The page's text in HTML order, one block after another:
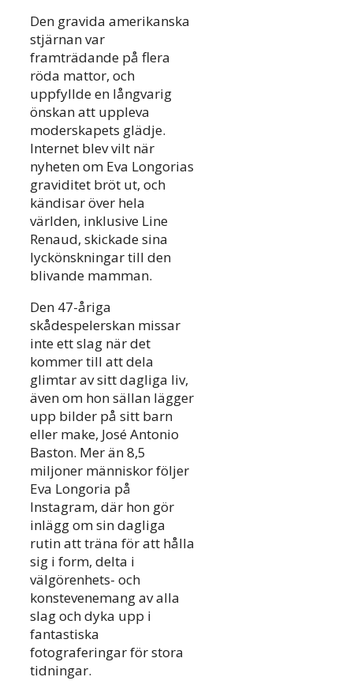
Den gravida amerikanska
stjärnan var
framträdande på flera
röda mattor, och
uppfyllde en långvarig
önskan att uppleva
moderskapets glädje.
Internet blev vilt när
nyheten om Eva Longorias
graviditet bröt ut, och
kändisar över hela
världen, inklusive Line
Renaud, skickade sina
lyckönskningar till den
blivande mamman.
Den 47-åriga
skådespelerskan missar
inte ett slag när det
kommer till att dela
glimtar av sitt dagliga liv,
även om hon sällan lägger
upp bilder på sitt barn
eller make, José Antonio
Baston. Mer än 8,5
miljoner människor följer
Eva Longoria på
Instagram, där hon gör
inlägg om sin dagliga
rutin att träna för att hålla
sig i form, delta i
välgörenhets- och
konstevenemang av alla
slag och dyka upp i
fantastiska
fotograferingar för stora
tidningar.